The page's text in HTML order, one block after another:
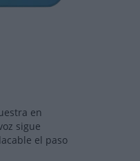
en
sigue
el paso